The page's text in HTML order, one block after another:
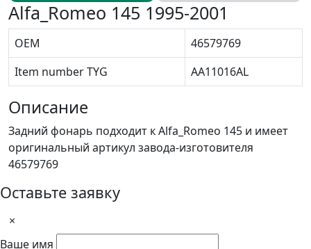
Alfa_Romeo 145 1995-2001
OEM
46579769
Item number TYG
AA11016AL
Описание
Задний фонарь подходит к Alfa_Romeo 145 и имеет
оригинальный артикул завода-изготовителя
46579769
Оставьте заявку
×
Ваше имя